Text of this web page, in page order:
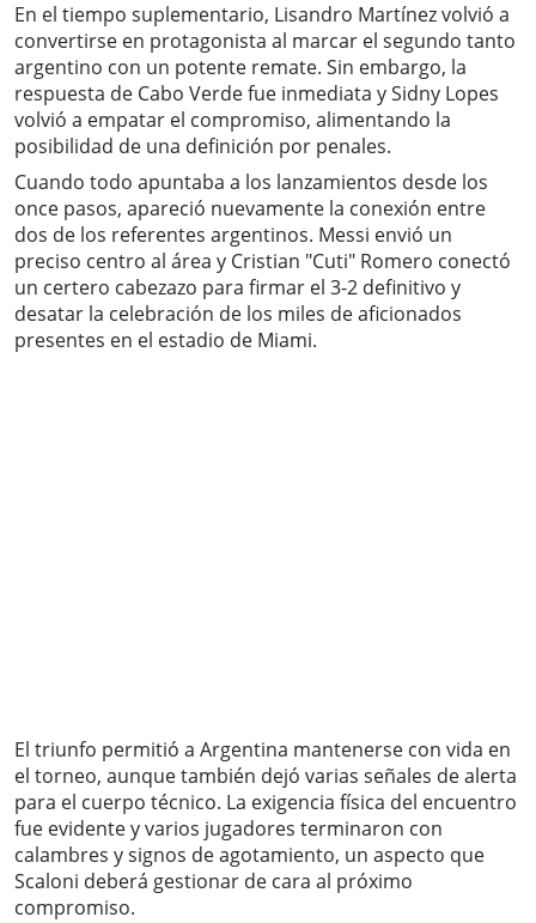
En el tiempo suplementario, Lisandro Martínez volvió a
convertirse en protagonista al marcar el segundo tanto
argentino con un potente remate. Sin embargo, la
respuesta de Cabo Verde fue inmediata y Sidny Lopes
volvió a empatar el compromiso, alimentando la
posibilidad de una definición por penales.
Cuando todo apuntaba a los lanzamientos desde los
once pasos, apareció nuevamente la conexión entre
dos de los referentes argentinos. Messi envió un
preciso centro al área y Cristian "Cuti" Romero conectó
un certero cabezazo para firmar el 3-2 definitivo y
desatar la celebración de los miles de aficionados
presentes en el estadio de Miami.
El triunfo permitió a Argentina mantenerse con vida en
el torneo, aunque también dejó varias señales de alerta
para el cuerpo técnico. La exigencia física del encuentro
fue evidente y varios jugadores terminaron con
calambres y signos de agotamiento, un aspecto que
Scaloni deberá gestionar de cara al próximo
compromiso.